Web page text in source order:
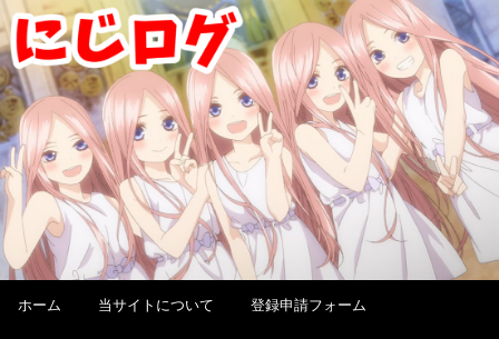
ホーム 当サイトについて 登録申請フォーム